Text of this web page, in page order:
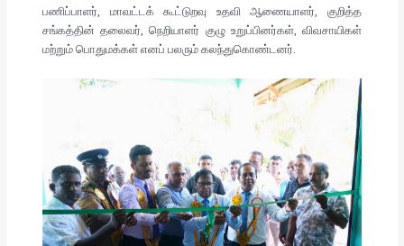
பணிப்பாளர், மாவட்டக் கூட்டுறவு உதவி ஆணையாளர், குறித்த
சங்கத்தின் தலைவர், நெறியாளர் குழு உறுப்பினர்கள், விவசாயிகள்
மற்றும் பொதுமக்கள் எனப் பலரும் கலந்துகொண்டனர்.